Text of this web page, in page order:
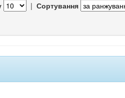
| Сортування